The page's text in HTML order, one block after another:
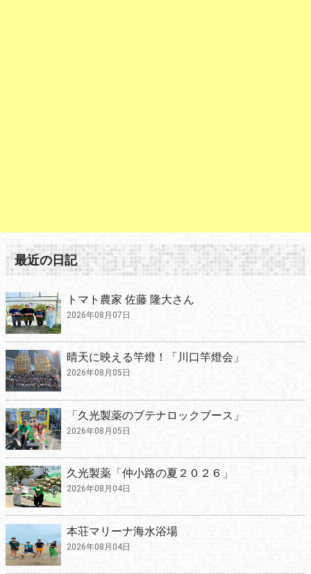
最近の日記
トマト農家 佐藤 隆大さん
2026年08月07日
晴天に映える竿燈！「川口竿燈会」
2026年08月05日
「久光製薬のブテナロックブース」
2026年08月05日
久光製薬「仲小路の夏２０２６」
2026年08月04日
本荘マリーナ海水浴場
2026年08月04日